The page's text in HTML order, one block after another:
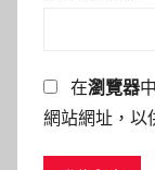
在瀏覽器
網站網址，以